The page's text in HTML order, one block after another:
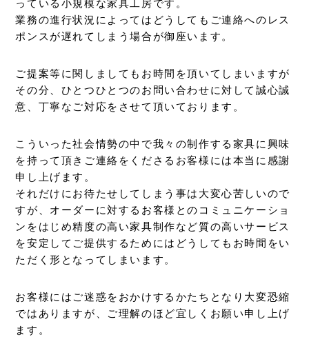
っている小規模な家具工房です。
業務の進行状況によってはどうしてもご連絡へのレス
ポンスが遅れてしまう場合が御座います。
ご提案等に関しましてもお時間を頂いてしまいますが
その分、ひとつひとつのお問い合わせに対して誠心誠
意、丁寧なご対応をさせて頂いております。
こういった社会情勢の中で我々の制作する家具に興味
を持って頂きご連絡をくださるお客様には本当に感謝
申し上げます。
それだけにお待たせしてしまう事は大変心苦しいので
すが、オーダーに対するお客様とのコミュニケーショ
ンをはじめ精度の高い家具制作など質の高いサービス
を安定してご提供するためにはどうしてもお時間をい
ただく形となってしまいます。
お客様にはご迷惑をおかけするかたちとなり大変恐縮
ではありますが、ご理解のほど宜しくお願い申し上げ
ます。